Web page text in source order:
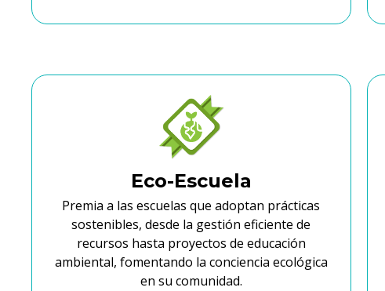
Eco-Escuela
Premia a las escuelas que adoptan prácticas
sostenibles, desde la gestión eficiente de
recursos hasta proyectos de educación
ambiental, fomentando la conciencia ecológica
en su comunidad.